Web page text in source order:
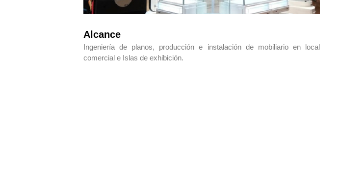
Alcance
Ingeniería de planos, producción e instalación de mobiliario en local
comercial e Islas de exhibición.